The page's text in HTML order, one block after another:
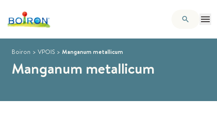
Boiron > VPOIS > Manganum metallicum
Manganum metallicum